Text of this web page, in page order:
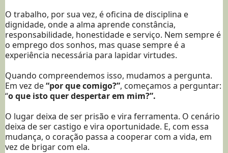
O trabalho, por sua vez, é oficina de disciplina e
dignidade, onde a alma aprende constância,
responsabilidade, honestidade e serviço. Nem sempre é
o emprego dos sonhos, mas quase sempre é a
experiência necessária para lapidar virtudes.
Quando compreendemos isso, mudamos a pergunta.
Em vez de“por que comigo?”, começamos a perguntar:
“o que isto quer despertar em mim?”.
O lugar deixa de ser prisão e vira ferramenta. O cenário
deixa de ser castigo e vira oportunidade. E, com essa
mudança, o coração passa a cooperar com a vida, em
vez de brigar com ela.